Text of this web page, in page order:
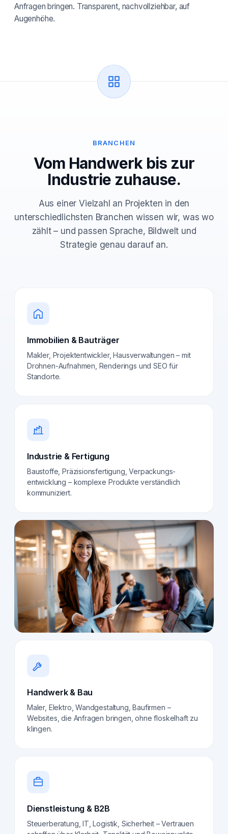
Anfragen bringen. Transparent, nachvollziehbar, auf
Augenhöhe.
BRANCHEN
Vom Handwerk bis zur
Industrie zuhause.
Aus einer Vielzahl an Projekten in den
unterschiedlichsten Branchen wissen wir, was wo
zählt – und passen Sprache, Bildwelt und
Strategie genau darauf an.
Immobilien & Bauträger
Makler, Projektentwickler, Hausverwaltungen – mit
Drohnen-Aufnahmen, Renderings und SEO für
Standorte.
Industrie & Fertigung
Baustoffe, Präzisionsfertigung, Verpackungs­
entwicklung – komplexe Produkte verständlich
kommuniziert.
Handwerk & Bau
Maler, Elektro, Wandgestaltung, Baufirmen –
Websites, die Anfragen bringen, ohne floskelhaft zu
klingen.
Dienstleistung & B2B
Steuerberatung, IT, Logistik, Sicherheit – Vertrauen